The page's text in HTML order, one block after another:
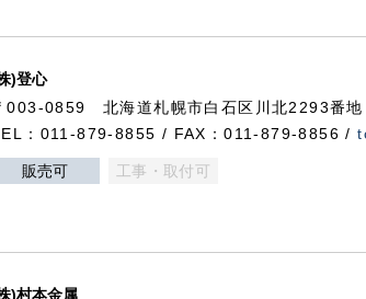
)登心
003-0859 北海道札幌市白石区川北2293番地
：011-879-8855 / FAX：011-879-8856 /
販売可 工事・取付可
)村本金属